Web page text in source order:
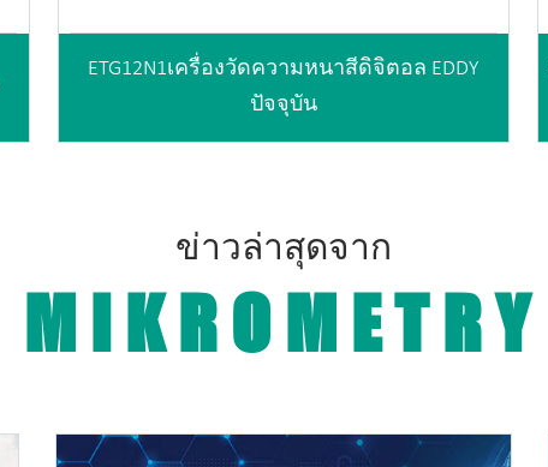
ETG12N1เครื่องวัดความหนาสีดิจิตอล EDDY
ปัจจุบัน
ข่าวล่าสุดจาก
MIKROMETRY